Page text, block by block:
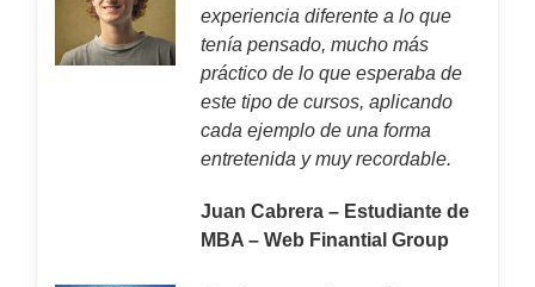
experiencia diferente a lo que
tenía pensado, mucho más
práctico de lo que esperaba de
este tipo de cursos, aplicando
cada ejemplo de una forma
entretenida y muy recordable.
Juan Cabrera – Estudiante de
MBA – Web Finantial Group